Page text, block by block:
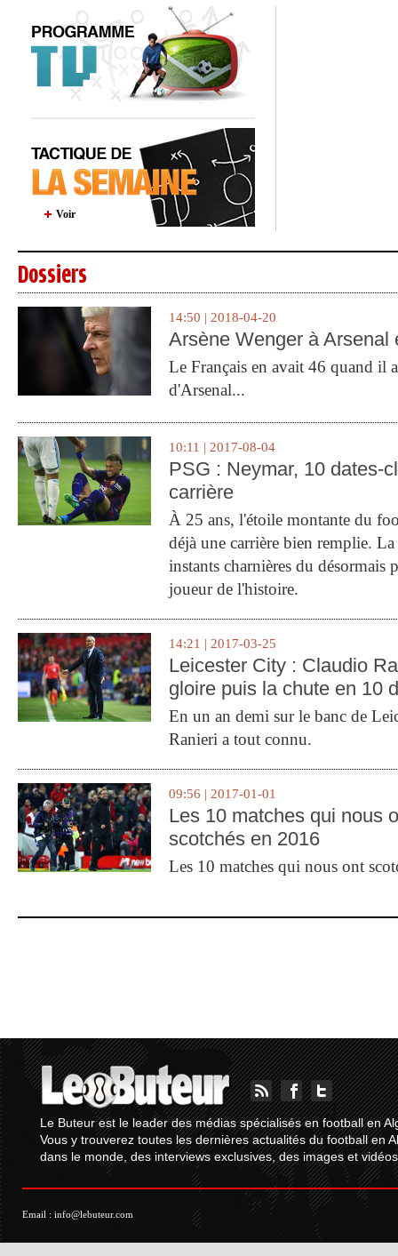
Voir
Dossiers
14:50 | 2018-04-20
Arsène Wenger à Arsenal
Le Français en avait 46 quand il
d'Arsenal...
10:11 | 2017-08-04
PSG : Neymar, 10 dates-
carrière
À 25 ans, l'étoile montante du
déjà une carrière bien remplie.
instants charnières du désormais
joueur de l'histoire.
14:21 | 2017-03-25
Leicester City : Claudio
gloire puis la chute en 10
En un an demi sur le banc de
Ranieri a tout connu.
09:56 | 2017-01-01
Les 10 matches qui nous
scotchés en 2016
Les 10 matches qui nous ont
Le Buteur est le leader des médias spécialisés en football en
Vous y trouverez toutes les dernières actualités du football en
dans le monde, des interviews exclusives, des images et
Email : info@lebuteur.com